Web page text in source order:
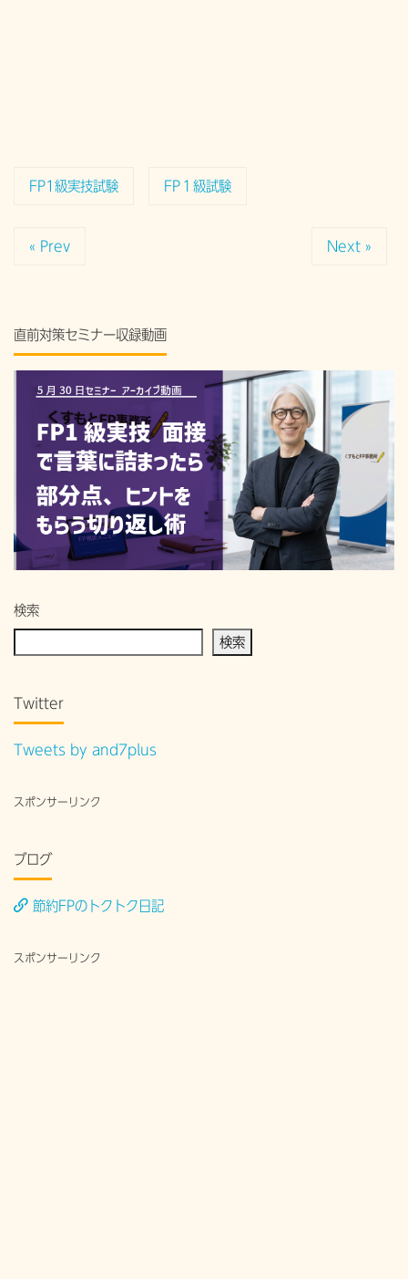
FP1級実技試験 FP１級試験
« Prev Next »
直前対策セミナー収録動画
検索
検索
Twitter
Tweets by and7plus
スポンサーリンク
ブログ
節約FPのトクトク日記
スポンサーリンク